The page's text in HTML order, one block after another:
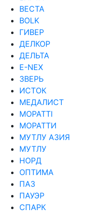
ВЕСТА
ВОLK
ГИВЕР
ДЕЛКОР
ДЕЛЬТА
Е-NEX
ЗВЕРЬ
ИСТОК
МЕДАЛИСТ
МОРАТТI
МОРАТТИ
МУТЛУ АЗИЯ
МУТЛУ
НОРД
ОПТИМА
ПАЗ
ПАУЭР
СПАРК